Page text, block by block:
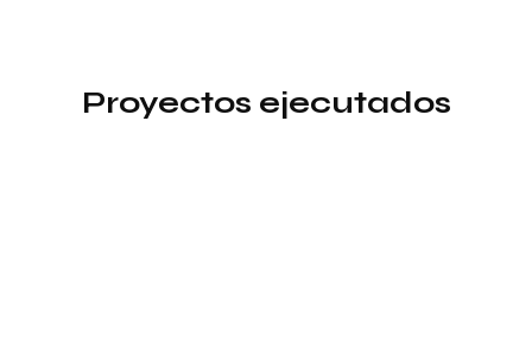
Proyectos ejecutados